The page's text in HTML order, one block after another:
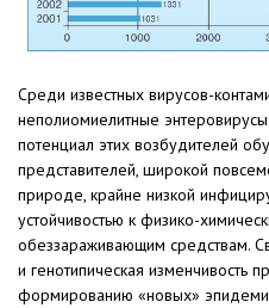
Среди известных вирусов-
неполиомиелитные
потенциал этих возбудителей
представителей, широкой
природе, крайне низкой
устойчивостью к физико-
обеззараживающим средствам.
и генотипическая изменчивость
формированию «новых»